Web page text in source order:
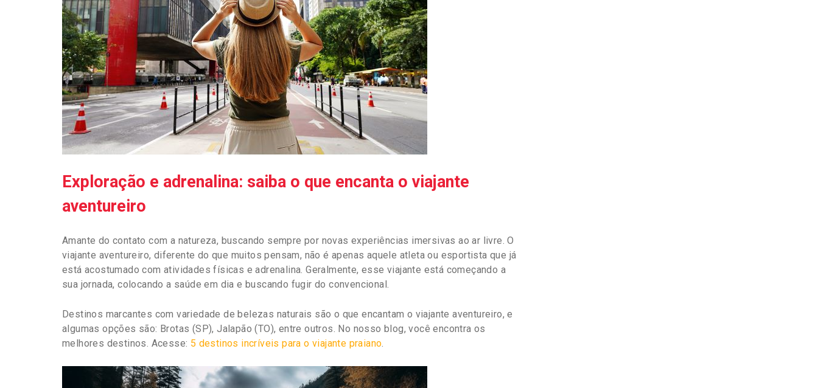
Exploração e adrenalina: saiba o que encanta o viajante
aventureiro
Amante do contato com a natureza, buscando sempre por novas experiências imersivas ao ar livre. O
viajante aventureiro, diferente do que muitos pensam, não é apenas aquele atleta ou esportista que já
está acostumado com atividades físicas e adrenalina. Geralmente, esse viajante está começando a
sua jornada, colocando a saúde em dia e buscando fugir do convencional.
Destinos marcantes com variedade de belezas naturais são o que encantam o viajante aventureiro, e
algumas opções são: Brotas (SP), Jalapão (TO), entre outros. No nosso blog, você encontra os
melhores destinos. Acesse: 5 destinos incríveis para o viajante praiano.